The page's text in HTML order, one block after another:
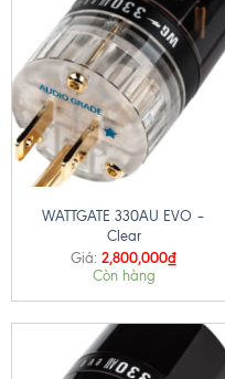
WATTGATE 330AU EVO –
Clear
Giá: 2,800,000₫
Còn hàng